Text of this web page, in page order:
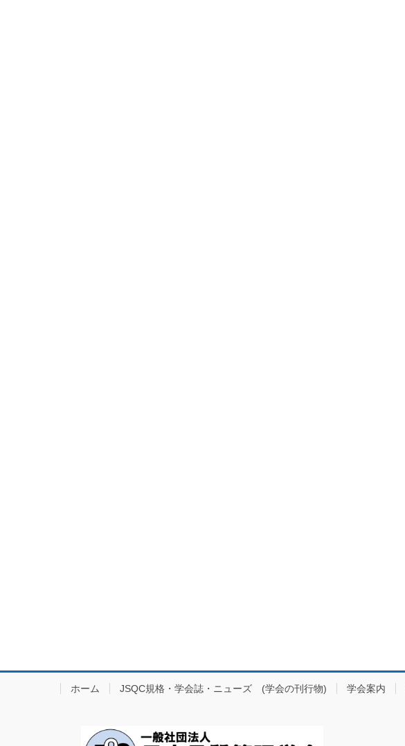
ホーム JSQC規格・学会誌・ニューズ (学会の刊行物) 学会案内